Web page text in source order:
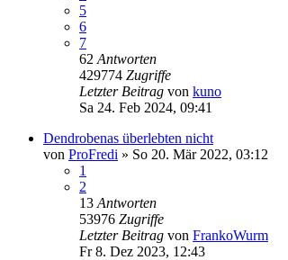
5
6
7
62 Antworten
429774 Zugriffe
Letzter Beitrag von kuno
Sa 24. Feb 2024, 09:41
Dendrobenas überlebten nicht
von ProFredi » So 20. Mär 2022, 03:12
1
2
13 Antworten
53976 Zugriffe
Letzter Beitrag von FrankoWurm
Fr 8. Dez 2023, 12:43